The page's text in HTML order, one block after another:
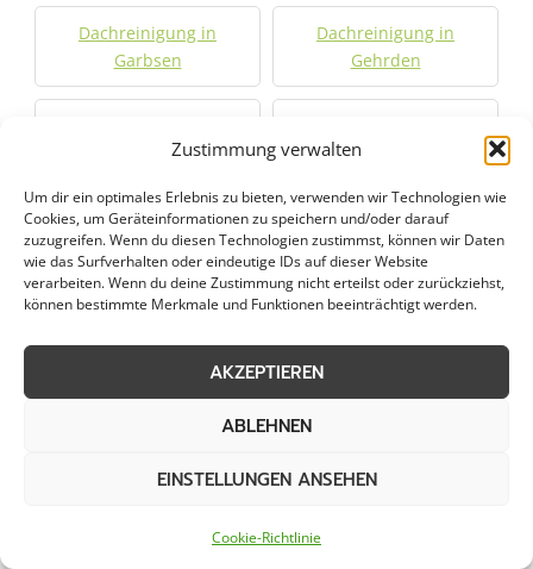
Zustimmung verwalten
Um dir ein optimales Erlebnis zu bieten, verwenden wir Technologien wie
Cookies, um Geräteinformationen zu speichern und/oder darauf
zuzugreifen. Wenn du diesen Technologien zustimmst, können wir Daten
wie das Surfverhalten oder eindeutige IDs auf dieser Website
verarbeiten. Wenn du deine Zustimmung nicht erteilst oder zurückziehst,
können bestimmte Merkmale und Funktionen beeinträchtigt werden.
AKZEPTIEREN
ABLEHNEN
EINSTELLUNGEN ANSEHEN
Cookie-Richtlinie
Dachreinigung in
Garbsen
Dachreinigung in
Gehrden
Hameln
Hannover
Dachreinigung in
Harsum
Dachreinigung in
Hemmingen
Dachreinigung in
Dachreinigung in
Dachreinigung in
Dachreinigung in Ilsede